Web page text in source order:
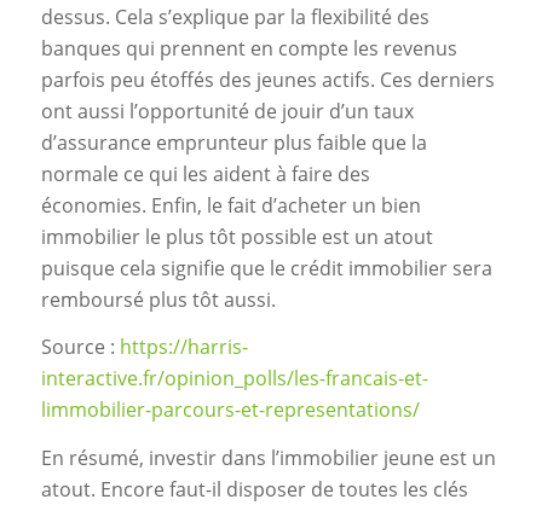
dessus. Cela s’explique par la flexibilité des
banques qui prennent en compte les revenus
parfois peu étoffés des jeunes actifs. Ces derniers
ont aussi l’opportunité de jouir d’un taux
d’assurance emprunteur plus faible que la
normale ce qui les aident à faire des
économies. Enfin, le fait d’acheter un bien
immobilier le plus tôt possible est un atout
puisque cela signifie que le crédit immobilier sera
remboursé plus tôt aussi.
Source : https://harris-
interactive.fr/opinion_polls/les-francais-et-
limmobilier-parcours-et-representations/
En résumé, investir dans l’immobilier jeune est un
atout. Encore faut-il disposer de toutes les clés